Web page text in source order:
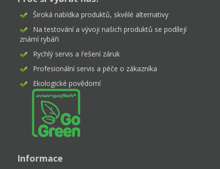
Široká nabídka produktů, skvělé alternativy
Na testování a vývoji našich produktů se podílejí
známí rybáři
Rychlý servis a řešení záruk
Profesionální servis a péče o zákazníka
Ekologické povědomí
Informace